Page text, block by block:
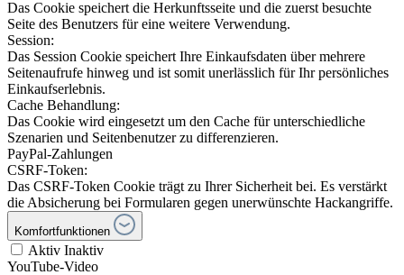
Das Cookie speichert die Herkunftsseite und die zuerst besuchte
Seite des Benutzers für eine weitere Verwendung.
Session:
Das Session Cookie speichert Ihre Einkaufsdaten über mehrere
Seitenaufrufe hinweg und ist somit unerlässlich für Ihr persönliches
Einkaufserlebnis.
Cache Behandlung:
Das Cookie wird eingesetzt um den Cache für unterschiedliche
Szenarien und Seitenbenutzer zu differenzieren.
PayPal-Zahlungen
CSRF-Token:
Das CSRF-Token Cookie trägt zu Ihrer Sicherheit bei. Es verstärkt
die Absicherung bei Formularen gegen unerwünschte Hackangriffe.
Komfortfunktionen
Aktiv Inaktiv
YouTube-Video